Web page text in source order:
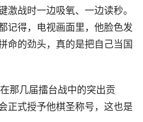
激战时一边吸氧、一边读秒。
记得，电视画面里，他脸色发
命的劲头，真的是把自己当国
那几届擂台战中的突出贡
正式授予他棋圣称号，这也是